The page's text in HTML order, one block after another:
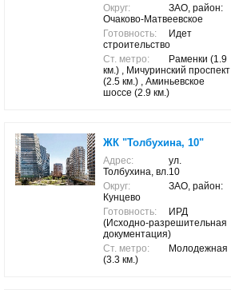
Округ:
ЗАО, район:
Очаково-Матвеевское
Готовность:
Идет
строительство
Ст. метро:
Раменки (1.9
км.) , Мичуринский проспект
(2.5 км.) , Аминьевское
шоссе (2.9 км.)
ЖК "Толбухина, 10"
Адрес:
ул.
Толбухина, вл.10
Округ:
ЗАО, район:
Кунцево
Готовность:
ИРД
(Исходно-разрешительная
документация)
Ст. метро:
Молодежная
(3.3 км.)